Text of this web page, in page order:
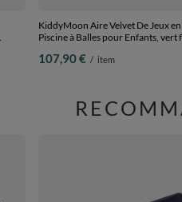
KiddyMoon Aire Velvet De Jeux
Piscine à Balles pour Enfants,
Balles) + Marches
107,90 € / item